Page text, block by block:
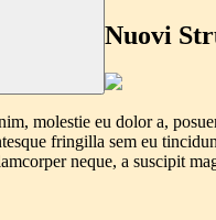
Nuovi
molestie eu dolor a,
fringilla sem eu
neque, a suscipit